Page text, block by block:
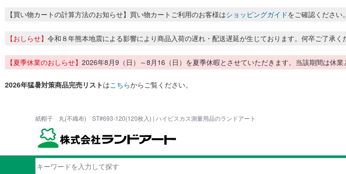
【買い物カートの計算方法のお知らせ】買い物カートご利用のお客様はショッピングガイドをご確認くださ
【おしらせ】 令和８年熊本地震による影響により商品入荷の遅れ・配送遅延が生じております。何卒ご了承
【夏季休業のおしらせ】 2026年8月9（日）～8月16（日）を夏季休暇とさせていただきます。当該期間は休
2026年猛暑対策商品完売リストはこちらからご覧ください。
紙帽子 丸(不織布) ST#693-120(120枚入) | ハイビスカス測量用品のランドアート